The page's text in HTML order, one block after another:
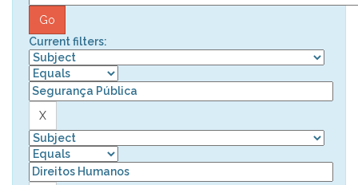
Current filters: